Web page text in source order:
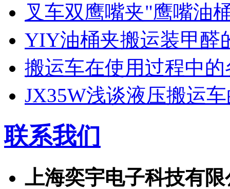
叉车双鹰嘴夹"鹰嘴油
YIY油桶夹搬运装甲
搬运车在使用过程中
JX35W浅谈液压搬运
联系我们
上海奕宇电子科技有限